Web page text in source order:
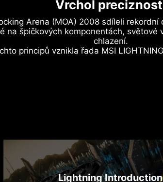
Vrchol
Arena (MOA) 2008 sdíleli
na špičkových komponentách,
chlazení.
principů vznikla řada MSI
Lightning Introduction